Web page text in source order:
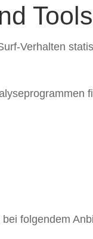
Verhalten
folgendem